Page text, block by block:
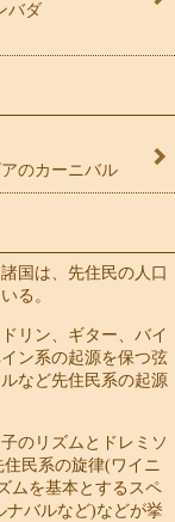
バダ
のカーニバル
国は、先住民の人口
る。
リン、ギター、バイ
ン系の起源を保つ弦
など先住民系の起源
のリズムとドレミソ
民系の旋律(ワイニ
ムを基本とするスペ
ナバルなど)などが挙